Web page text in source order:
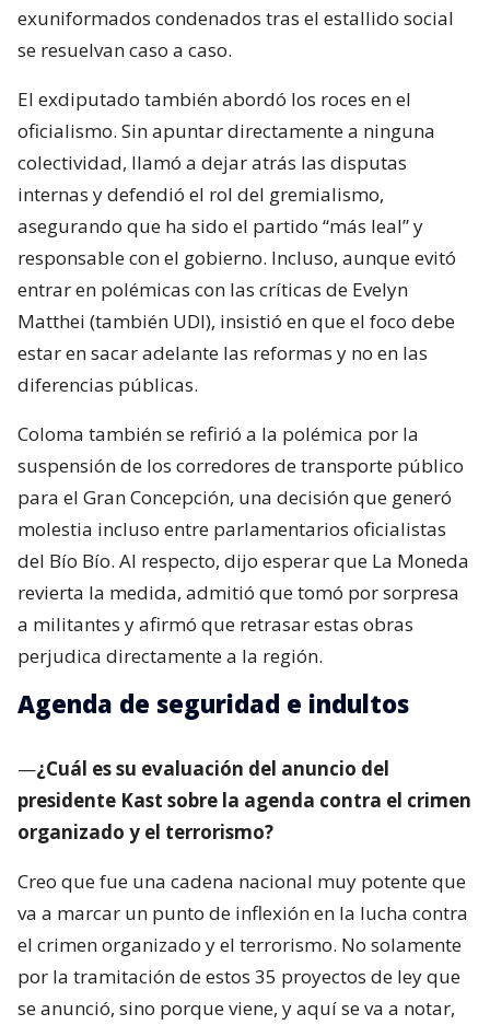
exuniformados condenados tras el estallido social
se resuelvan caso a caso.
El exdiputado también abordó los roces en el
oficialismo. Sin apuntar directamente a ninguna
colectividad, llamó a dejar atrás las disputas
internas y defendió el rol del gremialismo,
asegurando que ha sido el partido “más leal” y
responsable con el gobierno. Incluso, aunque evitó
entrar en polémicas con las críticas de Evelyn
Matthei (también UDI), insistió en que el foco debe
estar en sacar adelante las reformas y no en las
diferencias públicas.
Coloma también se refirió a la polémica por la
suspensión de los corredores de transporte público
para el Gran Concepción, una decisión que generó
molestia incluso entre parlamentarios oficialistas
del Bío Bío. Al respecto, dijo esperar que La Moneda
revierta la medida, admitió que tomó por sorpresa
a militantes y afirmó que retrasar estas obras
perjudica directamente a la región.
Agenda de seguridad e indultos
—¿Cuál es su evaluación del anuncio del
presidente Kast sobre la agenda contra el crimen
organizado y el terrorismo?
Creo que fue una cadena nacional muy potente que
va a marcar un punto de inflexión en la lucha contra
el crimen organizado y el terrorismo. No solamente
por la tramitación de estos 35 proyectos de ley que
se anunció, sino porque viene, y aquí se va a notar,